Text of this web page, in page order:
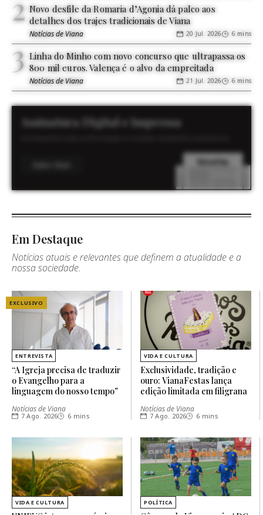
Novo desfile da Romaria d’Agonia dá palco aos
detalhes dos trajes tradicionais de Viana
Notícias de Viana 20 Jul. 2026 6 mins
Linha do Minho com novo concurso que ultrapassa os
800 mil euros. Valença é o alvo da empreitada
Notícias de Viana 21 Jul. 2026 6 mins
Assinatura Digital e Impressa
Em Destaque
Notícias atuais e relevantes que definem a atualidade e a
nossa sociedade.
EXCLUSIVO
ENTREVISTA
“A Igreja precisa de traduzir
o Evangelho para a
linguagem do nosso tempo”
Notícias de Viana
7 Ago. 2026 6 mins
VIDA E CULTURA
Exclusividade, tradição e
ouro: VianaFestas lança
edição limitada em filigrana
Notícias de Viana
7 Ago. 2026 6 mins
VIDA E CULTURA POLÍTICA